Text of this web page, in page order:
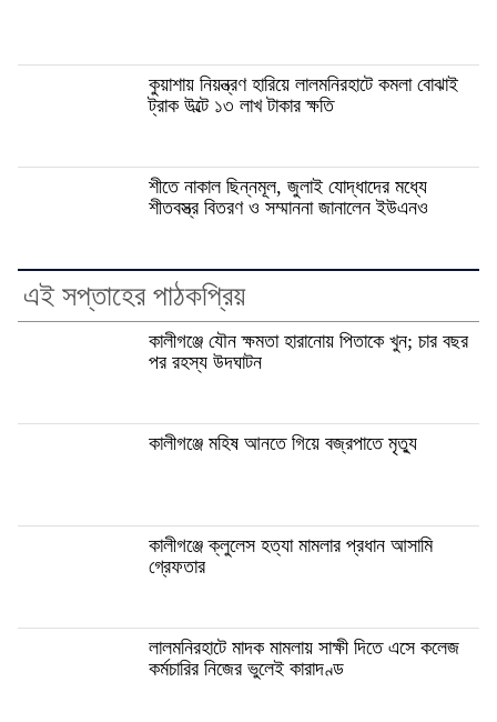
কুয়াশায় নিয়ন্ত্রণ হারিয়ে লালমনিরহাটে কমলা বোঝাই
ট্রাক উল্টে ১৩ লাখ টাকার ক্ষতি
শীতে নাকাল ছিন্নমূল, জুলাই যোদ্ধাদের মধ্যে
শীতবস্ত্র বিতরণ ও সম্মাননা জানালেন ইউএনও
এই সপ্তাহের পাঠকপ্রিয়
কালীগঞ্জে যৌন ক্ষমতা হারানোয় পিতাকে খুন; চার বছর
পর রহস্য উদঘাটন
কালীগঞ্জে মহিষ আনতে গিয়ে বজ্রপাতে মৃত্যু
কালীগঞ্জে ক্লুলেস হত্যা মামলার প্রধান আসামি
গ্রেফতার
লালমনিরহাটে মাদক মামলায় সাক্ষী দিতে এসে কলেজ
কর্মচারির নিজের ভুলেই কারাদণ্ড